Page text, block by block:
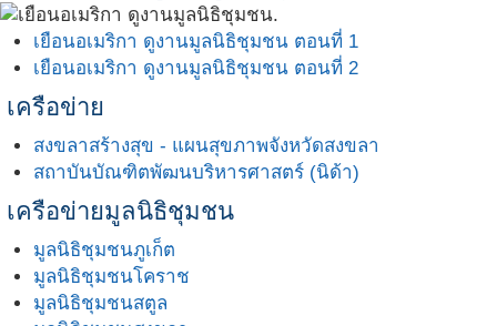
เยือนอเมริกา ดูงานมูลนิธิชุมชน ตอนที่ 1
เยือนอเมริกา ดูงานมูลนิธิชุมชน ตอนที่ 2
เครือข่าย
สงขลาสร้างสุข - แผนสุขภาพจังหวัดสงขลา
สถาบันบัณฑิตพัฒนบริหารศาสตร์ (นิด้า)
เครือข่ายมูลนิธิชุมชน
มูลนิธิชุมชนภูเก็ต
มูลนิธิชุมชนโคราช
มูลนิธิชุมชนสตูล